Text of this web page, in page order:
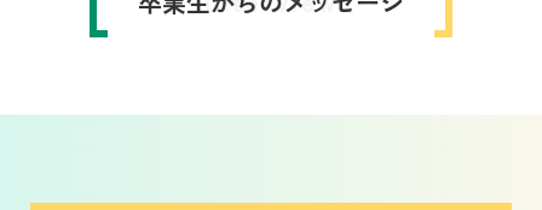
中学校部活TOP